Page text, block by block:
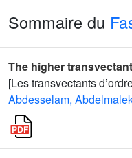
Sommaire du
The higher
[Les transvectants
Abdesselam,